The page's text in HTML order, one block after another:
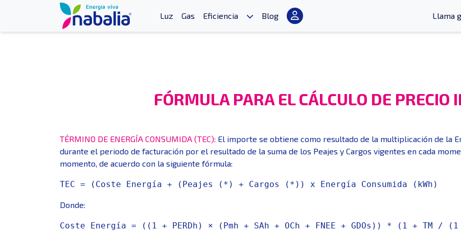
Luz Gas Eficiencia Blog Llama
FÓRMULA PARA EL CÁLCULO DE PRECIO
TÉRMINO DE ENERGÍA CONSUMIDA (TEC): El importe se obtiene como resultado de la multiplicación de la
durante el periodo de facturación por el resultado de la suma de los Peajes y Cargos vigentes en cada
momento, de acuerdo con la siguiente fórmula:
TEC = (Coste Energía + (Peajes (*) + Cargos (*)) x Energía Consumida (kWh)
Donde:
Coste Energía = ((1 + PERDh) × (Pmh + SAh + OCh + FNEE + GDOs)) * (1 + TM /